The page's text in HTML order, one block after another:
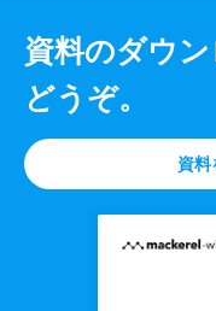
資料のダウ
どうぞ。
資料